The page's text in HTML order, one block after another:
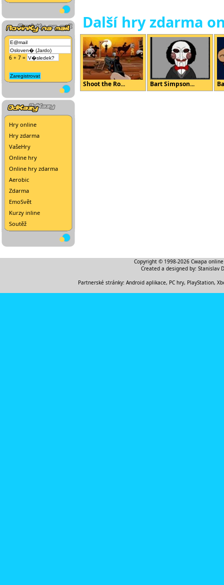
6 + 7 =
Hry online
Hry zdarma
VašeHry
Online hry
Online hry zdarma
Aerobic
Zdarma
EmoSvět
Kurzy inline
Soutěž
Další hry zdarma
Shoot the Ro... Bart Simpson...
Copyright © 1998-2026 Cwapa
Created a designed by: Stanislav
Partnerské stránky: Android aplikace, PC hry, PlayStation,